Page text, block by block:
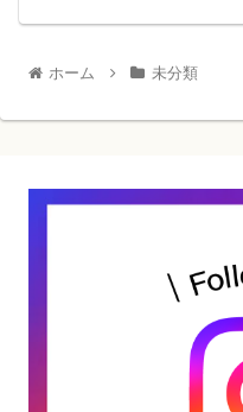
ホーム 未分類